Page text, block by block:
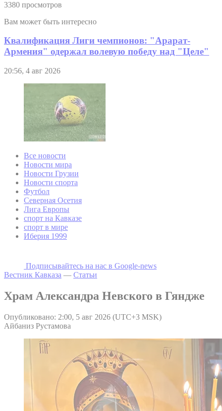
3380 просмотров
Вам может быть интересно
Квалификация Лиги чемпионов: "Арарат-
Армения" одержал волевую победу над "Целе"
20:56, 4 авг 2026
Все новости
Новости мира
Новости Грузии
Новости спорта
Футбол
Северная Осетия
Лига Европы
спорт на Кавказе
спорт в мире
Иберия 1999
Подписывайтесь на наc в Google-news
Вестник Кавказа — Статьи
Храм Александра Невского в Гяндже
Опубликовано: 2:00, 5 авг 2026 (UTC+3 MSK)
Айбаниз Рустамова